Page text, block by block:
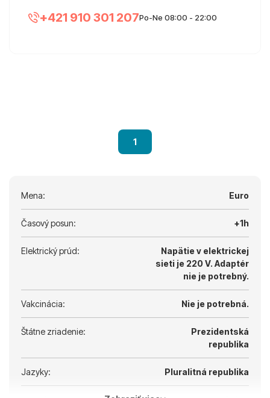
+421 910 301 207Po-Ne 08:00 - 22:00
1
Mena: Euro
Časový posun: +1h
Elektrický prúd:
Napätie v elektrickej
sieti je 220 V. Adaptér
nie je potrebný.
Vakcinácia: Nie je potrebná.
Štátne zriadenie:
Prezidentská
republika
Jazyky: Pluralitná republika